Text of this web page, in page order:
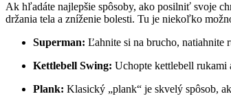
Ak hľadáte najlepšie spôsoby, ako posilniť svoje
držania tela a zníženie bolesti. Tu je niekoľko
Superman: Ľahnite si na brucho, natiahnite
Kettlebell Swing: Uchopte kettlebell rukami
Plank: Klasický „plank“ je skvelý spôsob,